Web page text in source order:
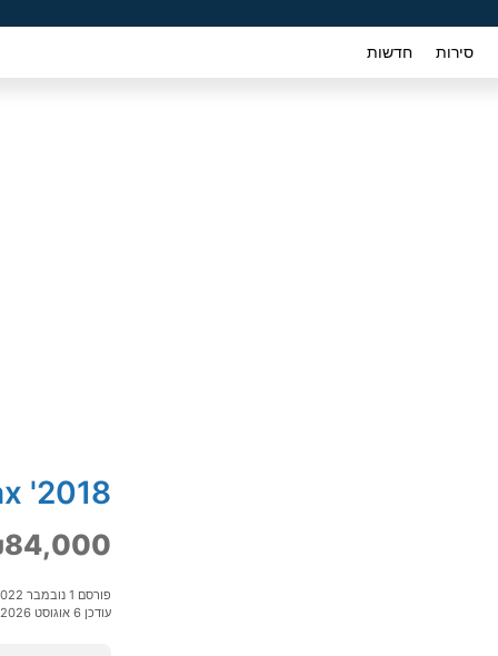
סירות חדשות
2018' Chevrolet Trax
פורסם 1 נובמבר 2022
עודכן 6 אוגוסט 2026